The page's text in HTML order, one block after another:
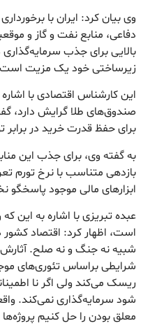
وی بیان کرد: ایران با
دفاعی، منابع نفت و گاز و
بالایی برای جذب سرمایه‌گذاری
زیرساختی خود یک مزیت
این کارشناس اقتصادی با اشاره
صندوق‌های طلا گرایش دارد،
برای حفظ قدرت خرید در
به گفته وی، برای جذب این
بازدهی متناسب با نرخ تورم
ابزارهای مالی موجود پاسخگو
عبده تبریزی با اشاره به این
است، اظهار کرد: اقتصاد
شبیه نه جنگ و نه صلح.
شرایطی براساس تئوری‌های
ریسک می‌کند ولی اگر نا
شود سرمایه‌گذاری نمی‌کند.
معلق بودن را حل کنیم